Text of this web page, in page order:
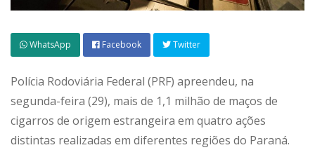
WhatsApp Facebook Twitter
Polícia Rodoviária Federal (PRF) apreendeu, na
segunda-feira (29), mais de 1,1 milhão de maços de
cigarros de origem estrangeira em quatro ações
distintas realizadas em diferentes regiões do Paraná.